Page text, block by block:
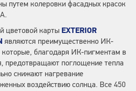
путем колеровки фасадных красок
цветовой карты EXTERIOR
являются преимущественно ИК-
благодаря ИК-пигментам в
предотвращают поглощение тепла
снижают нагревание
воздействию солнца. Все 450